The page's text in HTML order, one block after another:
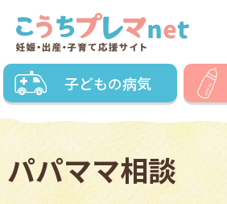
子どもの病気
パパママ相談